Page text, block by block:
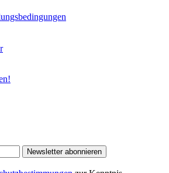
Newsletter abonnieren